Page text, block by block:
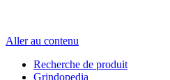
Aller au contenu
Recherche de produit
Grindopedia